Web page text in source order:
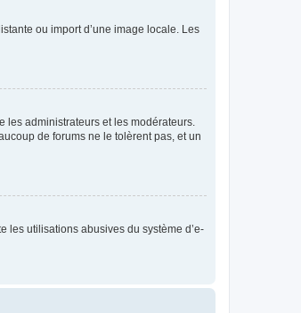
ou import d’une image locale. Les
les administrateurs et les modérateurs.
de forums ne le tolèrent pas, et un
les utilisations abusives du système d’e-